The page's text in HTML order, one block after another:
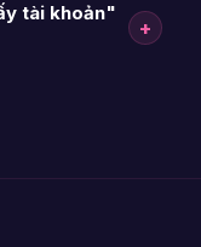
tài khoản"
+